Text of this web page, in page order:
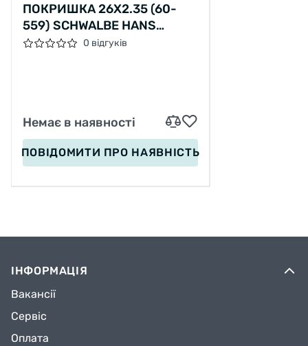
ПОКРИШКА 26X2.35 (60-
559) SCHWALBE HANS
DAMPF EVO, SUPER
0 відгуків
Немає в наявності
ПОВІДОМИТИ ПРО НАЯВНІСТЬ
ІНФОРМАЦІЯ
Вакансії
Сервіс
Оплата